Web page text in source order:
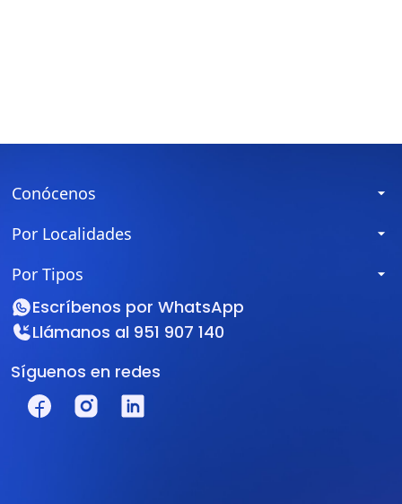
Conócenos
Por Localidades
Por Tipos
Escríbenos por WhatsApp
Llámanos al 951 907 140
Síguenos en redes